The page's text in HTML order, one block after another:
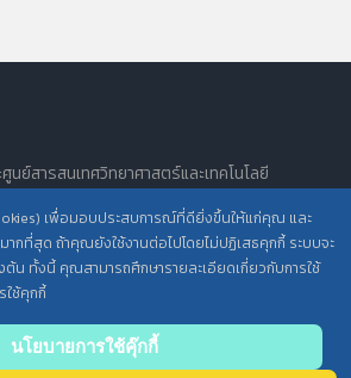
เพื่อมอบประสบการณ์ที่ดียิ่งขึ้นให้แก่คุณ และ
กที่สุด ถ้าคุณยังใช้งานต่อไปโดยไม่ปฏิเสธคุกกี้ ระบบจะ
ต้น ทั้งนี้ คุณสามารถศึกษารายละเอียดเกี่ยวกับการใช้
ใช้คุกกี้
นโยบายการใช้คุ๊กกี้
ย์สารสนเทศวิทยาศาสตร์และเทคโนโลยี
All Rights Reserved.
ารคุ้มครองข้อมูลส่วนบุคคล วศ. /
ว (Privacy Notice) สำหรับการบริการสารสนเทศ